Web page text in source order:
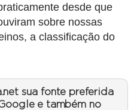
desde que
sobre nossas
a classificação do
sua fonte preferida
e também no